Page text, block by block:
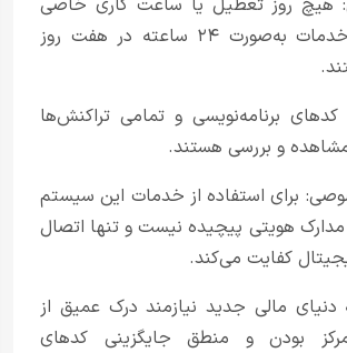
وجود ندارد و خدمات به‌صورت ۲۴ ساعته در هفت روز
برنامه‌نویسی و تمامی تراکنش‌ها
و بررسی هستند.
برای استفاده از خدمات این سیستم
مدارک هویتی پیچیده نیست و تنها اتصال
کفایت می‌کند.
دنیای مالی جدید نیازمند درک عمیق از
بودن و منطق جایگزینی کدهای